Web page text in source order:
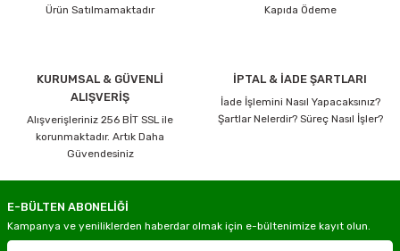
Ürün Satılmamaktadır
Kapıda Ödeme
KURUMSAL & GÜVENLİ
ALIŞVERİŞ
Alışverişleriniz 256 BİT SSL ile
korunmaktadır. Artık Daha
Güvendesiniz
İPTAL & İADE ŞARTLARI
İade İşlemini Nasıl Yapacaksınız?
Şartlar Nelerdir? Süreç Nasıl İşler?
E-BÜLTEN ABONELİĞİ
Kampanya ve yeniliklerden haberdar olmak için e-bültenimize kayıt olun.